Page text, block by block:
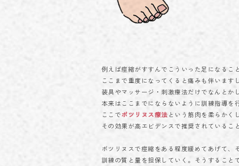
例えば痙縮がすすんでこういった足になるこ
ここまで重度になってくると痛みも伴います
装具やマッサージ・刺激療法だけでなんとか
本来はここまでにならないように訓練指導を
ここでボツリヌス療法 という筋肉を柔らかく
その効果が高エビデンスで推奨されているこ
ボツリヌスで痙縮をある程度緩めてあげて、
訓練の質と量を担保していく。そうすること